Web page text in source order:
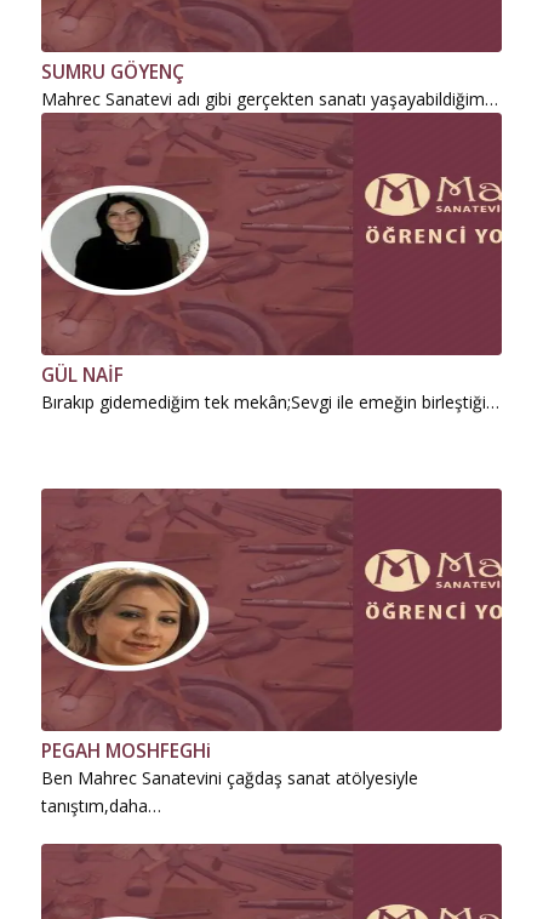
SUMRU GÖYENÇ
Mahrec Sanatevi adı gibi gerçekten sanatı yaşayabildiğim…
GÜL NAİF
Bırakıp gidemediğim tek mekân;Sevgi ile emeğin birleştiği…
PEGAH MOSHFEGHi
Ben Mahrec Sanatevini çağdaş sanat atölyesiyle
tanıştım,daha…